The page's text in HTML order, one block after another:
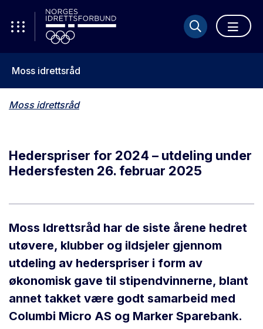
Moss idrettsråd
Moss idrettsråd
Hederspriser for 2024 – utdeling under
Hedersfesten 26. februar 2025
Moss Idrettsråd har de siste årene hedret
utøvere, klubber og ildsjeler gjennom
utdeling av hederspriser i form av
økonomisk gave til stipendvinnerne, blant
annet takket være godt samarbeid med
Columbi Micro AS og Marker Sparebank.